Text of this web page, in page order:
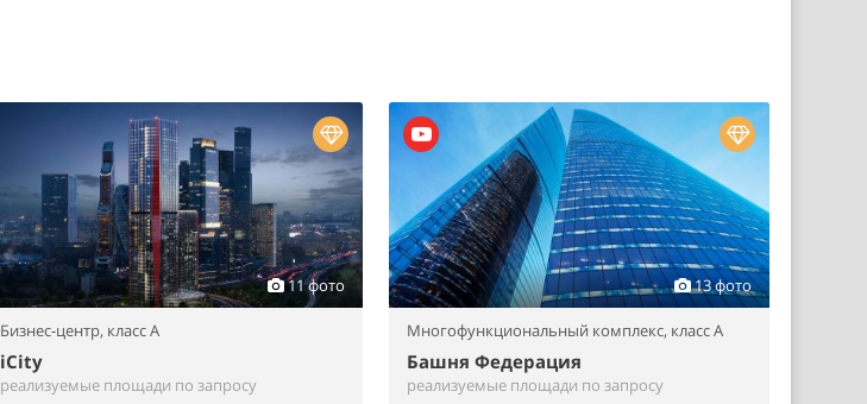
11 фото
Бизнес-центр, класс A
iCity
реализуемые площади по запросу
13 фото
Многофункциональный комплекс, класс A
Башня Федерация
реализуемые площади по запросу